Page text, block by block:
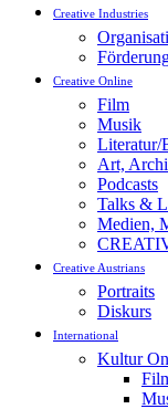
Creative Industries
Creative Online
Film
Musik
Literatur/
Art,
Podcasts
Talks &
Medien,
Creative Austrians
Portraits
Diskurs
International
Kultur